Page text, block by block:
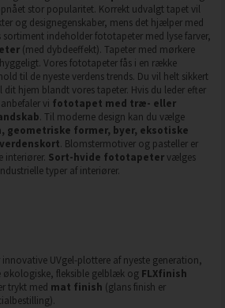
stor popularitet. Korrekt udvalgt tapet vil
og designegenskaber, mens det hjælper med
sortiment indeholder fototapeter med lyse farver,
(med dybdeeffekt). Tapeter med mørkere
Vores fototapeter fås i en række
til de nyeste verdens trends. Du vil helt sikkert
hjem blandt vores tapeter. Hvis du leder efter
vi fototapet med træ- eller
. Til moderne design kan du vælge
geometriske former, byer, eksotiske
. Blomstermotiver og pasteller er
interiører. Sort-hvide fototapetervælges
typer af interiører.
UVgel-plottere af nyeste generation,
økologiske, fleksible gelblæk og FLXfinish
trykt med mat finish (glans finish er